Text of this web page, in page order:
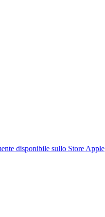
disponibile sullo Store Apple